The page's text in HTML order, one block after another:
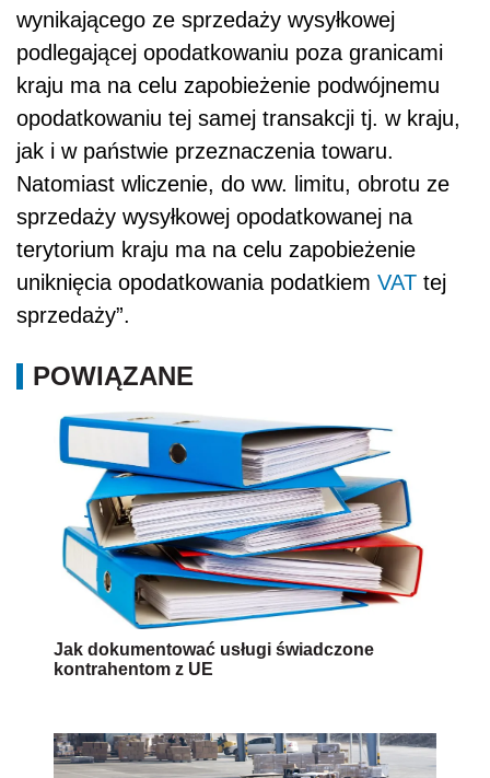
wynikającego ze sprzedaży wysyłkowej
podlegającej opodatkowaniu poza granicami
kraju ma na celu zapobieżenie podwójnemu
opodatkowaniu tej samej transakcji tj. w kraju,
jak i w państwie przeznaczenia towaru.
Natomiast wliczenie, do ww. limitu, obrotu ze
sprzedaży wysyłkowej opodatkowanej na
terytorium kraju ma na celu zapobieżenie
uniknięcia opodatkowania podatkiem VAT tej
sprzedaży”.
POWIĄZANE
Jak dokumentować usługi świadczone
kontrahentom z UE